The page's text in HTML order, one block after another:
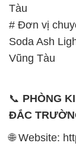
Tàu
# Đơn vị
Soda Ash
Vũng Tàu
📞 PHÒNG
ĐẮC
🌐 Website: